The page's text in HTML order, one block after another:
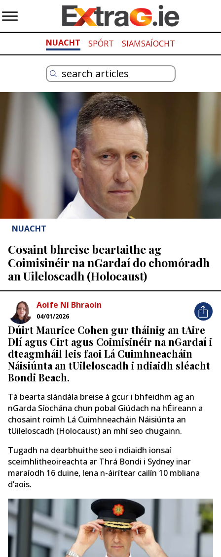
NUACHT SPÓRT SIAMSAÍOCHT
NUACHT
Cosaint bhreise beartaithe ag
Coimisinéir na nGardaí do chomóradh
an Uileloscadh (Holocaust)
Aoife Ní Bhraoin
04/01/2026
Dúirt Maurice Cohen gur tháinig an tAire
Dlí agus Cirt agus Coimisinéir na nGardaí i
dteagmháil leis faoi Lá Cuimhneacháin
Náisiúnta an tUileloscadh i ndiaidh sléacht
Bondi Beach.
Tá bearta slándála breise á gcur i bhfeidhm ag an
nGarda Síochána chun pobal Giúdach na hÉireann a
chosaint roimh Lá Cuimhneacháin Náisiúnta an
tUileloscadh (Holocaust) an mhí seo chugainn.
Tugadh na dearbhuithe seo i ndiaidh ionsaí
sceimhlitheoireachta ar Thrá Bondi i Sydney inar
maraíodh 16 duine, lena n-áirítear cailín 10 mbliana
d’aois.